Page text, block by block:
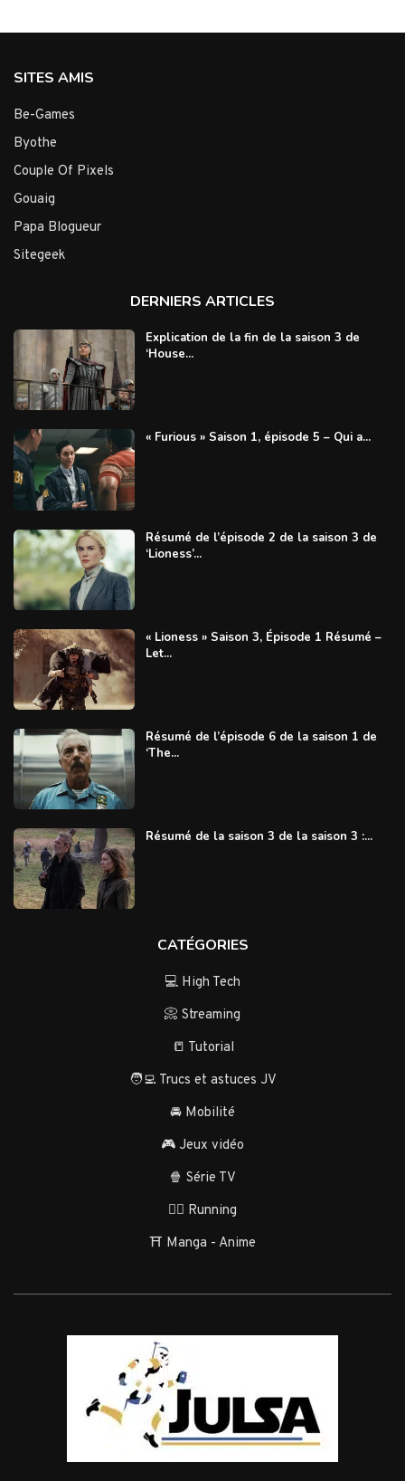
SITES AMIS
Be-Games
Byothe
Couple Of Pixels
Gouaig
Papa Blogueur
Sitegeek
DERNIERS ARTICLES
Explication de la fin de la saison 3 de
‘House...
« Furious » Saison 1, épisode 5 – Qui a...
Résumé de l’épisode 2 de la saison 3 de
‘Lioness’...
« Lioness » Saison 3, Épisode 1 Résumé –
Let...
Résumé de l’épisode 6 de la saison 1 de
‘The...
Résumé de la saison 3 de la saison 3 :...
CATÉGORIES
💻 High Tech
📀 Streaming
📒 Tutorial
🧑‍💻 Trucs et astuces JV
🚘 Mobilité
🎮 Jeux vidéo
🍿 Série TV
🏃‍♂️ Running
⛩️ Manga - Anime